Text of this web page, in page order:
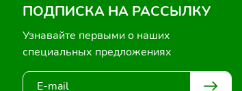
ПОДПИСКА НА РАССЫЛКУ
Узнавайте первыми о наших
специальных предложениях